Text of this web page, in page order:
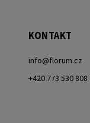
KONTAKT
info@florum.cz
+420 773 530 808